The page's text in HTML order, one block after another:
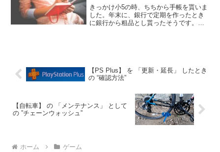
きっかけ小5の時、ちちから手帳を貰いま
した。年末に、銀行で定期を作ったとき
に銀行から粗品とし貰ったそうです。す
【PS Plus】 を 「更新・延長」 したとき
の “確認方法”
【自転車】 の 「メンテナンス」 として
の ”チェーンウォッシュ”
ホーム ゲーム